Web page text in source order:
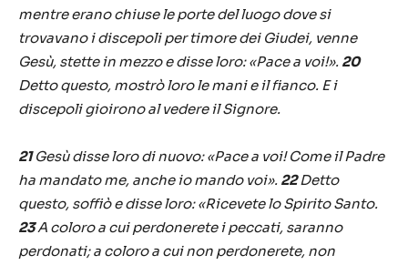
mentre erano chiuse le porte del luogo dove si
trovavano i discepoli per timore dei Giudei, venne
Gesù, stette in mezzo e disse loro: «Pace a voi!». 20
Detto questo, mostrò loro le mani e il fianco. E i
discepoli gioirono al vedere il Signore.
21Gesù disse loro di nuovo: «Pace a voi! Come il Padre
ha mandato me, anche io mando voi». 22Detto
questo, soffiò e disse loro: «Ricevete lo Spirito Santo.
23A coloro a cui perdonerete i peccati, saranno
perdonati; a coloro a cui non perdonerete, non